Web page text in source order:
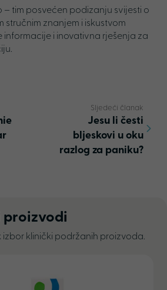
– tim posvećen podizanju svijesti o
stručnim znanjem i iskustvom
informacije i inovativna rješenja za
Sljedeći članak
Jesu li česti
bljeskovi u oku
razlog za paniku?
proizvodi
izbor klinički podržanih proizvoda.